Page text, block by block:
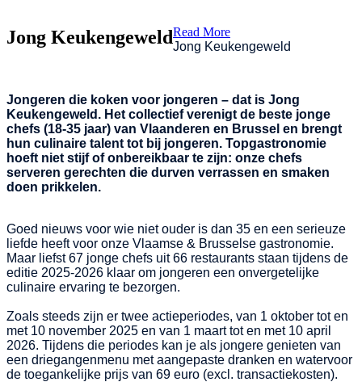
Jong KeukengeweldRead More
Jong Keukengeweld
Jongeren die koken voor jongeren – dat is Jong
Keukengeweld. Het collectief verenigt de beste jonge
chefs (18-35 jaar) van Vlaanderen en Brussel en brengt
hun culinaire talent tot bij jongeren. Topgastronomie
hoeft niet stijf of onbereikbaar te zijn: onze chefs
serveren gerechten die durven verrassen en smaken
doen prikkelen.
Goed nieuws voor wie niet ouder is dan 35 en een serieuze
liefde heeft voor onze Vlaamse & Brusselse gastronomie.
Maar liefst67 jonge chefs uit 66 restaurants staan tijdens de
editie 2025-2026 klaar om jongeren een onvergetelijke
culinaire ervaring te bezorgen.
Zoals steeds zijn er twee actieperiodes, van 1 oktober tot en
met 10 november 2025 en van 1 maart tot en met 10 april
2026. Tijdens die periodes kan je als jongere genieten van
een driegangenmenu met aangepaste dranken en watervoor
de toegankelijke prijs van 69 euro (excl. transactiekosten).